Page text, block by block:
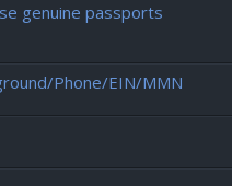
genuine passports
Phone/EIN/MMN